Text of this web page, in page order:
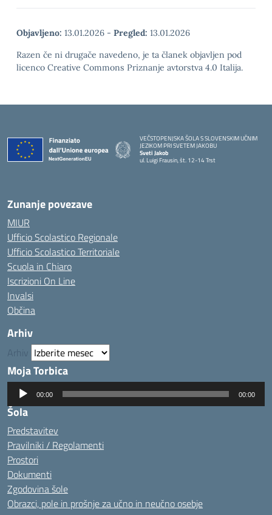
Objavljeno: 13.01.2026 - Pregled: 13.01.2026
Razen če ni drugače navedeno, je ta članek objavljen pod
licenco Creative Commons Priznanje avtorstva 4.0 Italija.
VEČSTOPENJSKA ŠOLA S SLOVENSKIM UČNIM
JEZIKOM PRI SVETEM JAKOBU
Sveti Jakob
ul. Luigi Frausin, št. 12-14 Trst
— Visita la pagina iniziale della scuola
Zunanje povezave
MIUR
Ufficio Scolastico Regionale
Ufficio Scolastico Territoriale
Scuola in Chiaro
Iscrizioni On Line
Invalsi
Občina
Arhiv
Arhiv
Moja Torbica
Predvajalnik
zvoka
00:00 00:00
Šola
Predstavitev
Pravilniki / Regolamenti
Prostori
Dokumenti
Zgodovina šole
Obrazci, pole in prošnje za učno in neučno osebje